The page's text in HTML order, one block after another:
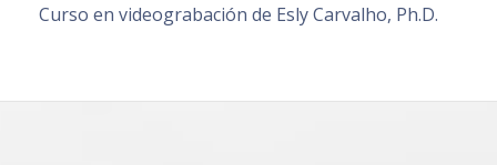
Curso en videograbación de Esly Carvalho, Ph.D.